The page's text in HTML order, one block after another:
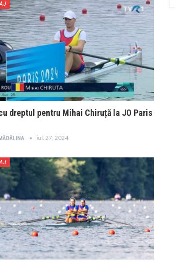
dreptul pentru Mihai Chiruță la JO Paris
iul. 27, 2024